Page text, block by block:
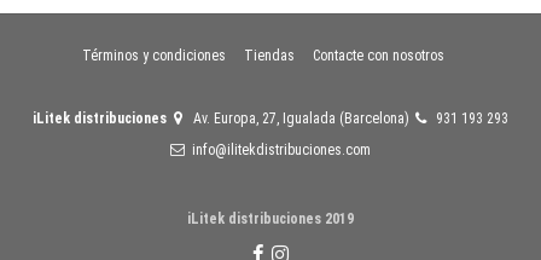
Términos y condiciones Tiendas Contacte con nosotros
iLitek distribuciones Av. Europa, 27, Igualada (Barcelona)
931 193 293
info@ilitekdistribuciones.com
iLitek distribuciones 2019